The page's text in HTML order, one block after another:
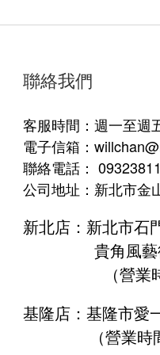
聯絡我們
客服時間：週一至週
電子信箱：
聯絡電話：
公司地址：新北市金
新北店：新北市石
貴角風藝術
（營業時間
基隆店：基隆市愛
（營業時